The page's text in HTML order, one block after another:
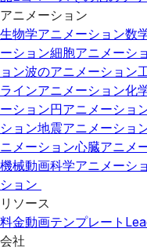
アニメーション
生物学アニメーション数
ーション細胞アニメーシ
ョン波のアニメーション
ラインアニメーション化
ーション円アニメーショ
ション地震アニメーショ
ニメーション心臓アニメ
機械動画科学アニメーシ
ション
リソース
料金動画テンプレート
会社